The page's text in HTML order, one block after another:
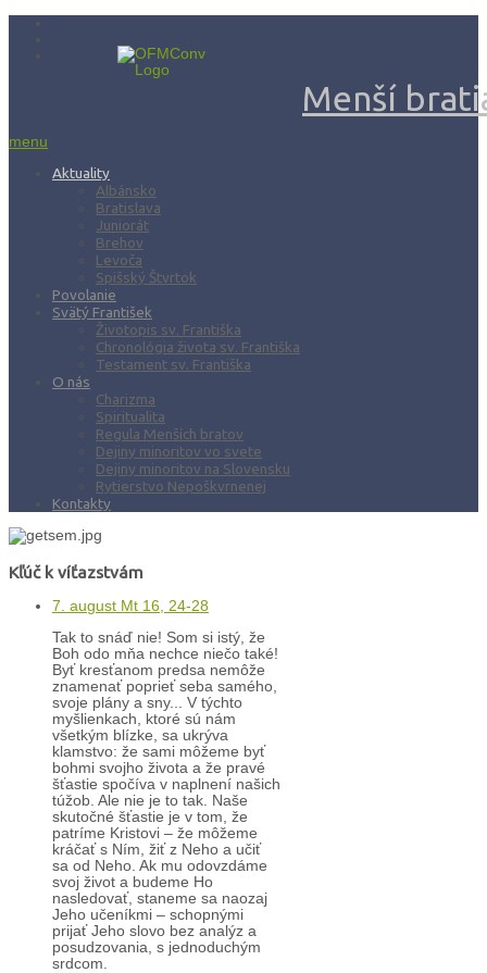
Menší
menu
Aktuality
Albánsko
Bratislava
Juniorát
Brehov
Levoča
Spišský Štvrtok
Povolanie
Svätý František
Životopis sv. Františka
Chronológia života sv. Františka
Testament sv. Františka
O nás
Charizma
Spiritualita
Regula Menších bratov
Dejiny minoritov vo svete
Dejiny minoritov na Slovensku
Rytierstvo Nepoškvrnenej
Kontakty
Kľúč k víťazstvám
7. august Mt 16, 24-28
Tak to snáď nie! Som si istý, že
Boh odo mňa nechce niečo také!
Byť kresťanom predsa nemôže
znamenať poprieť seba samého,
svoje plány a sny... V týchto
myšlienkach, ktoré sú nám
všetkým blízke, sa ukrýva
klamstvo: že sami môžeme byť
bohmi svojho života a že pravé
šťastie spočíva v naplnení našich
túžob. Ale nie je to tak. Naše
skutočné šťastie je v tom, že
patríme Kristovi – že môžeme
kráčať s Ním, žiť z Neho a učiť
sa od Neho. Ak mu odovzdáme
svoj život a budeme Ho
nasledovať, staneme sa naozaj
Jeho učeníkmi – schopnými
prijať Jeho slovo bez analýz a
posudzovania, s jednoduchým
srdcom.